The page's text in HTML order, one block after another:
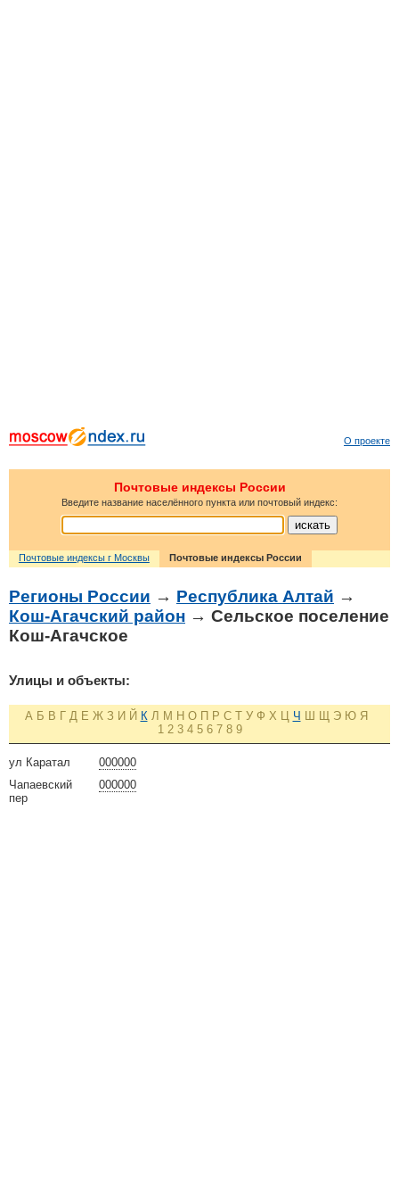
О проекте
Почтовые индексы России
Введите название населённого пункта или почтовый индекс:
Почтовые индексы г Москвы Почтовые индексы России
Регионы России → Республика Алтай →
Кош-Агачский район → Сельское поселение
Кош-Агачское
Улицы и объекты:
А Б В Г Д Е Ж З И Й К Л М Н О П Р С Т У Ф Х Ц Ч Ш Щ Э Ю Я
1 2 3 4 5 6 7 8 9
000000
ул Каратал
000000
Чапаевский
пер